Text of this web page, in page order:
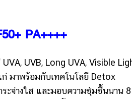
PA++++
UVB, Long UVA, Visible
ก่ มาพร้อมกับเทคโนโลยี Detox
ะจ่างใส และมอบความชุ่มชื้นนาน 8